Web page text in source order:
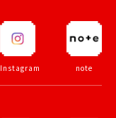
Instagram note